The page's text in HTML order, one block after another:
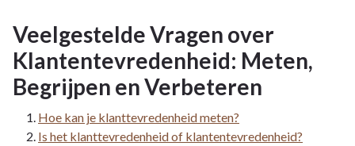
Veelgestelde Vragen over
Klantentevredenheid: Meten,
Begrijpen en Verbeteren
Hoe kan je klanttevredenheid meten?
Is het klanttevredenheid of klantentevredenheid?